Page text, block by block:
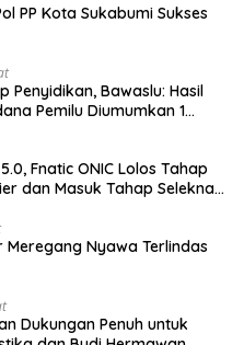
PP Kota Sukabumi Sukses
Penyidikan, Bawaslu: Hasil
Pemilu Diumumkan 1
Fnatic ONIC Lolos Tahap
dan Masuk Tahap Seleknas
Meregang Nyawa Terlindas
Dukungan Penuh untuk